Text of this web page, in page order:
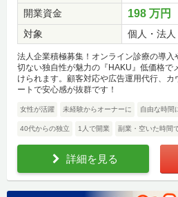
開業資金
198 万円
対象 個人・法人
法人企業積極募集！オンライン診療の導
切ない独自性が魅力の『HAKU』低価格で
けられます。顧客対応や広告運用代行、
ートで安心感が抜群です！
女性が活躍 未経験からオーナーに 自由な時間
40代からの独立 1人で開業 副業・空いた時間
詳細を見る